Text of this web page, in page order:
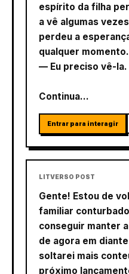
espírito da filha
a vê algumas
perdeu a
qualquer momento.
— Eu preciso vê-la.
Continua...
Entrar para interagir
LITVERSO POST
Gente! Estou de
familiar
conseguir manter
de agora em
soltarei mais
próximo